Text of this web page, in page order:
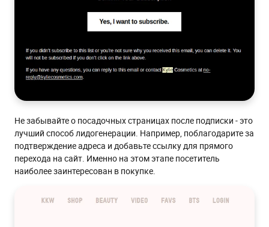
Не забывайте о посадочных страницах после подписки - это
лучший способ лидогенерации. Например, поблагодарите за
подтверждение адреса и добавьте ссылку для прямого
перехода на сайт. Именно на этом этапе посетитель
наиболее заинтересован в покупке.